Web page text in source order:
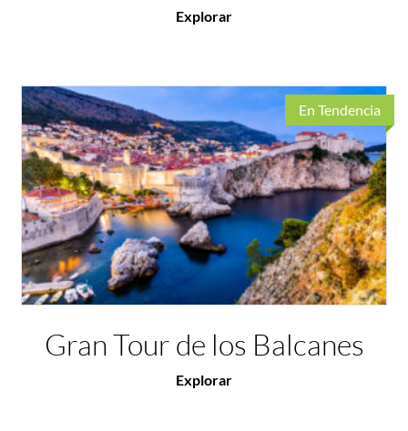
Explorar
En Tendencia
Gran Tour de los Balcanes
Explorar